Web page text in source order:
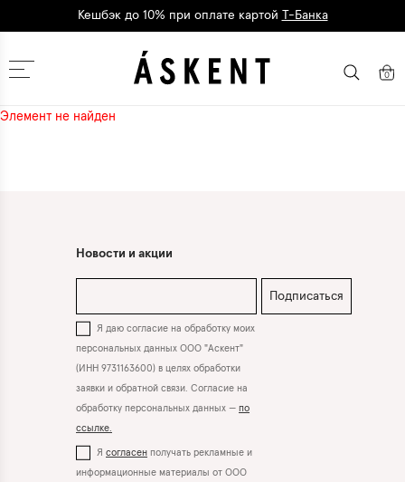
Кешбэк до 10% при оплате картой Т-Банка
Москва 0
Элемент не найден
Новости и акции
Подписаться
Я даю согласие на обработку моих
персональных данных ООО "Аскент"
(ИНН 9731163600) в целях обработки
заявки и обратной связи. Согласие на
обработку персональных данных — по
ссылке.
Я согласен получать рекламные и
информационные материалы от ООО